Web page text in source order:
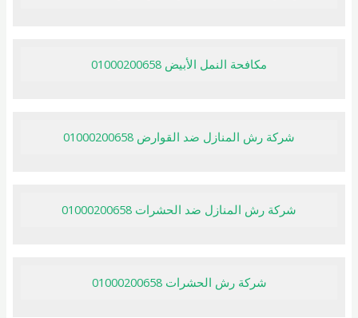
مكافحة النمل الأبيض 01000200658
شركة رش المنازل ضد القوارض 01000200658
شركة رش المنازل ضد الحشرات 01000200658
شركة رش الحشرات 01000200658